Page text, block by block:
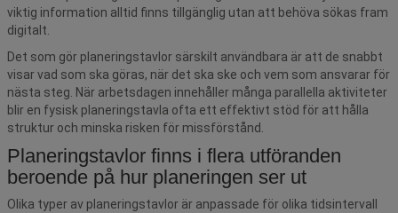
viktig information alltid finns tillgänglig utan att behöva sökas fram
digitalt.
Det som gör planeringstavlor särskilt användbara är att de snabbt
visar vad som ska göras, när det ska ske och vem som ansvarar för
nästa steg. När arbetsdagen innehåller många parallella aktiviteter
blir en fysisk planeringstavla ofta ett effektivt stöd för att hålla
struktur och minska risken för missförstånd.
Planeringstavlor finns i flera utföranden
beroende på hur planeringen ser ut
Olika typer av planeringstavlor är anpassade för olika tidsintervall